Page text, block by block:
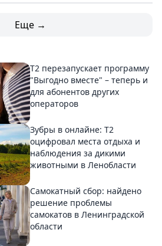
Еще →
Т2 перезапускает программу
"Выгодно вместе" – теперь и
для абонентов других
операторов
Зубры в онлайне: Т2
оцифровал места отдыха и
наблюдения за дикими
животными в Ленобласти
Самокатный сбор: найдено
решение проблемы
самокатов в Ленинградской
области